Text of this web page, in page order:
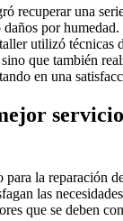
recuperar una
por humedad.
utilizó técnicas
que también
en una
la reparación
las
que se deben